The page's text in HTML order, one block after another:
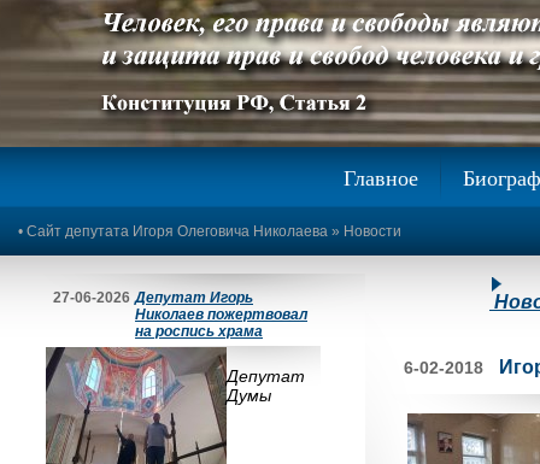
Главное
• Сайт депутата Игоря Олеговича Николаева » Новости
27-06-2026 Депутат Игорь
Николаев пожертвовал
на роспись храма
Депутат
Думы
6-02-2018